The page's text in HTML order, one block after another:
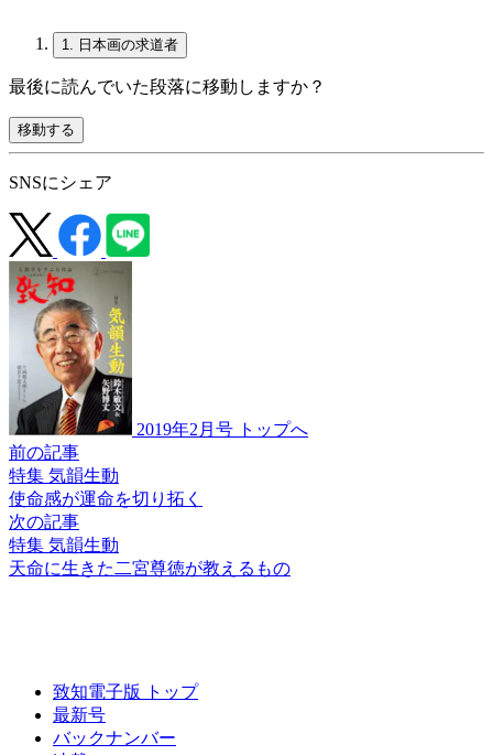
1. 日本画の求道者
最後に読んでいた段落に移動しますか？
移動する
SNSにシェア
2019年2月号 トップへ
前の記事
特集 気韻生動
使命感が運命を切り拓く
次の記事
特集 気韻生動
天命に生きた 二宮尊徳が教えるもの
致知電子版 トップ
最新号
バックナンバー